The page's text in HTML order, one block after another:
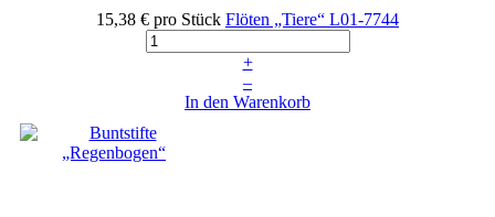
15,38 € pro Stück Flöten „Tiere“ L01-7744
+
–
In den Warenkorb